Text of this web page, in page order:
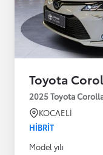
Toyota
2025 Toyota
KOCAELİ
HIBRIT
Model yılı